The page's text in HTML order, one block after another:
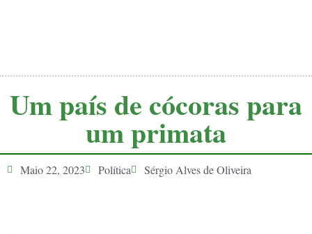
Um país de cócoras para
um primata
Maio 22, 2023 Política Sérgio Alves de Oliveira